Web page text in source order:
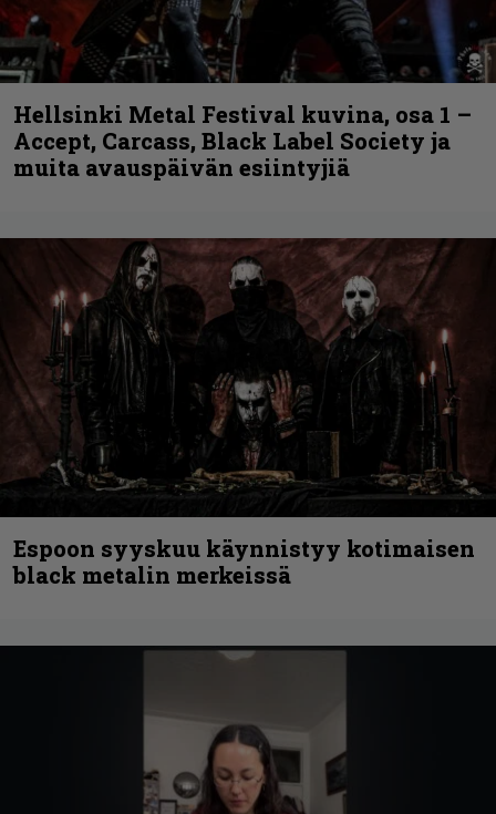
Hellsinki Metal Festival kuvina, osa 1 –
Accept, Carcass, Black Label Society ja
muita avauspäivän esiintyjiä
Espoon syyskuu käynnistyy kotimaisen
black metalin merkeissä